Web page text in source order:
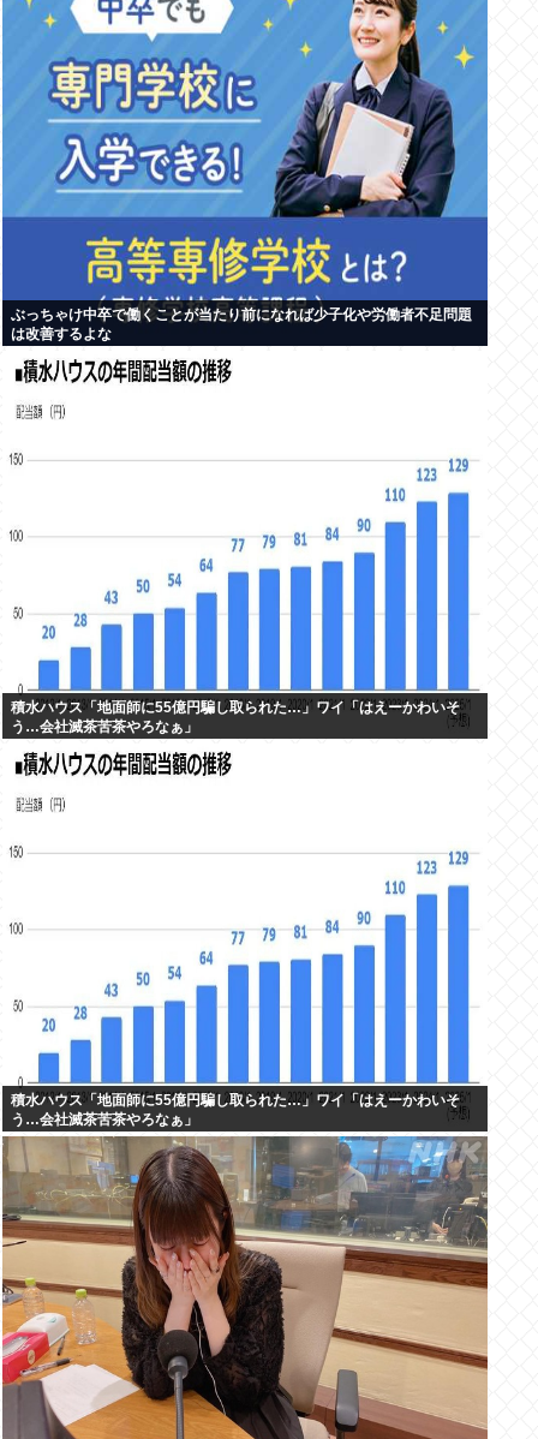
ぶっちゃけ中卒で働くことが当たり前になれば少子化や労働者不足問題
は改善するよな
積水ハウス「地面師に55億円騙し取られた…」ワイ「はえーかわいそ
う…会社滅茶苦茶やろなぁ」
積水ハウス「地面師に55億円騙し取られた…」ワイ「はえーかわいそ
う…会社滅茶苦茶やろなぁ」